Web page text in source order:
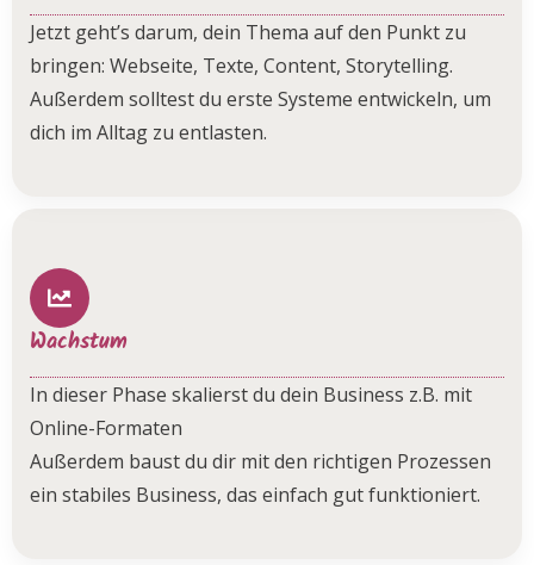
Jetzt geht’s darum, dein Thema auf den Punkt zu
bringen: Webseite, Texte, Content, Storytelling.
Außerdem solltest du erste Systeme entwickeln, um
dich im Alltag zu entlasten.
Wachstum
In dieser Phase skalierst du dein Business z.B. mit
Online-Formaten
Außerdem baust du dir mit den richtigen Prozessen
ein stabiles Business, das einfach gut funktioniert.